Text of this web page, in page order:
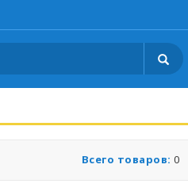
Всего товаров: 0